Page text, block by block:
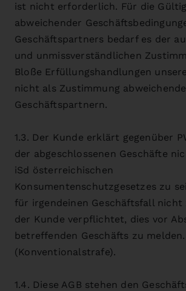
ist nicht erforderlich. Für die
abweichender
Geschäftspartners bedarf es der
und unmissverständlichen
Bloße Erfüllungshandlungen
nicht als Zustimmung
Geschäftspartnern.
1.3. Der Kunde erklärt gegenüber
der abgeschlossenen Geschäfte
iSd österreichischen
Konsumentenschutzgesetzes zu
für irgendeinen Geschäftsfall
der Kunde verpflichtet, dies vor
betreffenden Geschäfts zu melden.
(Konventionalstrafe).
1.4. Diese AGB stehen den